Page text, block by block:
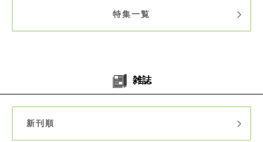
特集一覧
雑誌
新刊順